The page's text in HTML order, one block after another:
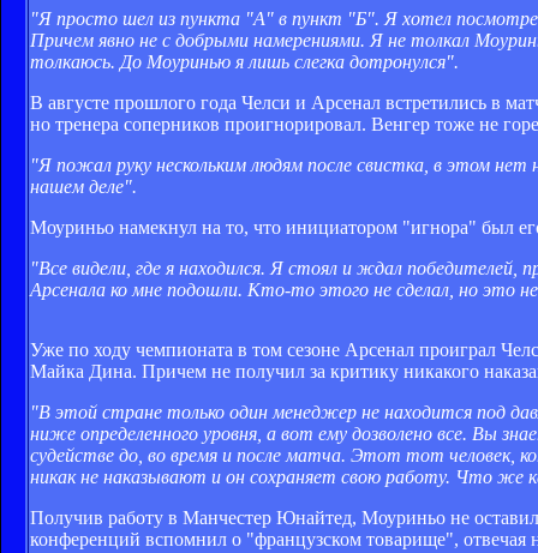
"Я просто шел из пункта "А" в пункт "Б". Я хотел
Причем явно не с добрыми намерениями. Я не толкал
толкаюсь. До Моуринью я лишь слегка дотронулся".
В августе прошлого года Челси и Арсенал встретились в
но тренера соперников проигнорировал. Венгер тоже не
"Я пожал руку нескольким людям после свистка, в этом
нашем деле".
Моуриньо намекнул на то, что инициатором "игнора" был
"Все видели, где я находился. Я стоял и ждал
Арсенала ко мне подошли. Кто-то этого не сделал, но это
Уже по ходу чемпионата в том сезоне Арсенал проиграл
Майка Дина. Причем не получил за критику никакого
"В этой стране только один менеджер не находится под
ниже определенного уровня, а вот ему дозволено все. Вы
судействе до, во время и после матча. Этот тот человек,
никак не наказывают и он сохраняет свою работу. Что же
Получив работу в Манчестер Юнайтед, Моуриньо не
конференций вспомнил о "французском товарище", отвечая